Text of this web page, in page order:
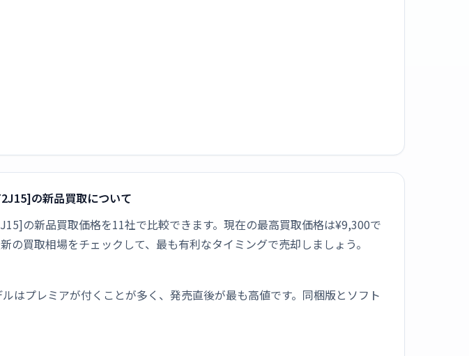
の新品買取について
の新品買取価格を11社で比較できます。現在の最高買取価格は¥9,300で
買取相場をチェックして、最も有利なタイミングで売却しましょう。
はプレミアが付くことが多く、発売直後が最も高値です。同梱版とソフト